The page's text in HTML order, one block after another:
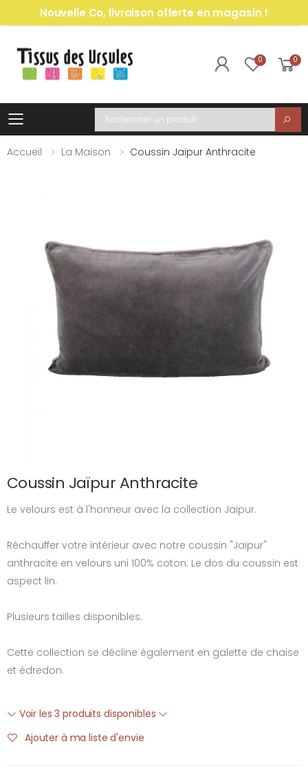
Nouvelle Co, livraison offerte en magasin !
0 0
Toggle mobile menu
Recherche
Accueil
La Maison Coussin Jaïpur Anthracite
Coussin Jaïpur Anthracite
Le velours est à l'honneur avec la collection Jaïpur.
Réchauffer votre intérieur avec notre coussin "Jaïpur"
anthracite en velours uni 100% coton. Le dos du coussin est
aspect lin.
Plusieurs tailles disponibles.
Cette collection se décline également en galette de chaise
et édredon.
Voir les 3 produits disponibles
Ajouter à ma liste d'envie